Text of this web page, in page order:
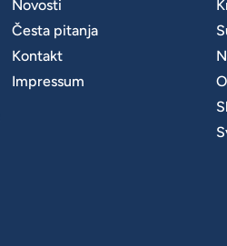
Novosti
Česta pitanja
Kontakt
Impressum